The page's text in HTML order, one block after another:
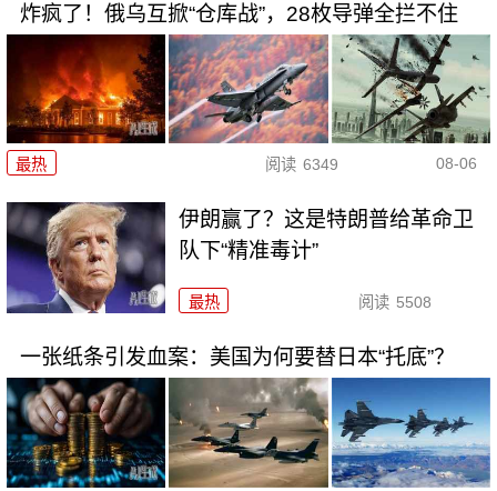
炸疯了！俄乌互掀“仓库战”，28枚导弹全拦不住
最热 阅读 6349 08-06
伊朗赢了？这是特朗普给革命卫
队下“精准毒计”
最热 阅读 5508
一张纸条引发血案：美国为何要替日本“托底”？